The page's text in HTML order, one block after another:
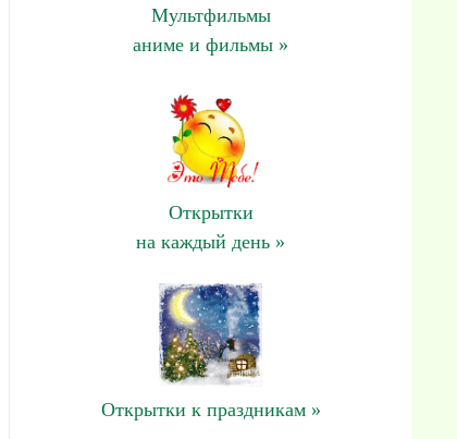
Мультфильмы
аниме и фильмы »
Открытки
на каждый день »
Открытки к праздникам »